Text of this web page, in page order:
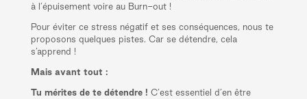
à l’épuisement voire au Burn-out !
Pour éviter ce stress négatif et ses conséquences, nous te
proposons quelques pistes. Car se détendre, cela
s’apprend !
Mais avant tout :
Tu mérites de te détendre ! C’est essentiel d’en être